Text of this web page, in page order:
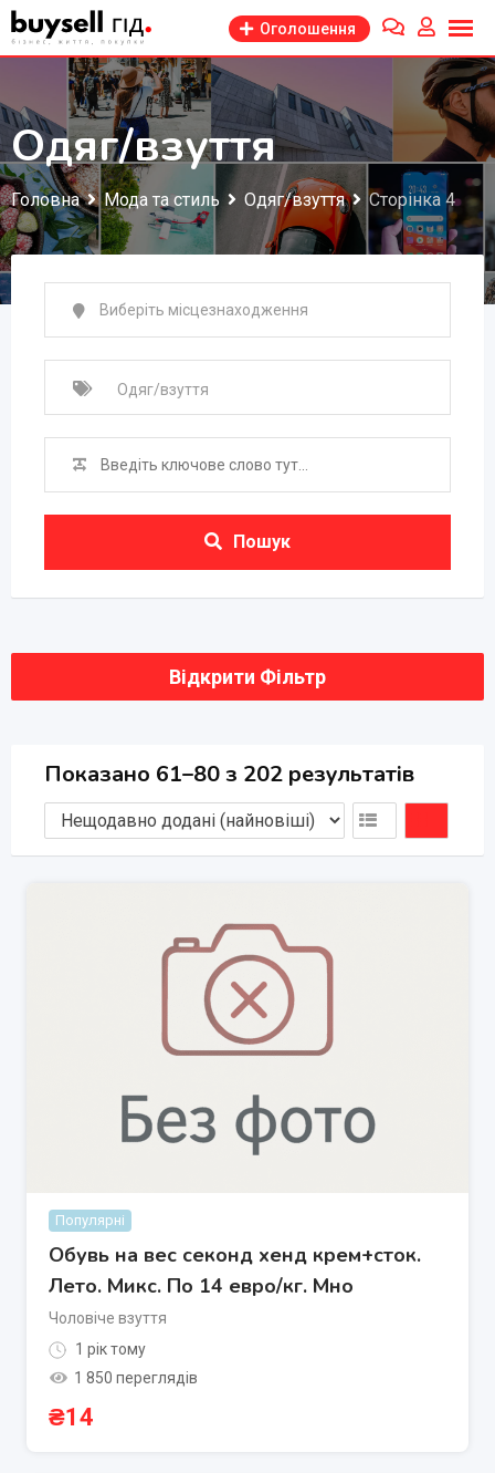
Перейти
до
Оголошення
Одяг/взуття
Головна Мода та стиль Одяг/взуття Сторінка 4
Пошук
Відкрити Фільтр
Показано 61–80 з 202 результатів
Популярні
Обувь на вес секонд хенд крем+сток.
Лето. Микс. По 14 евро/кг. Мно
Чоловіче взуття
1 рік тому
1 850 переглядів
₴14